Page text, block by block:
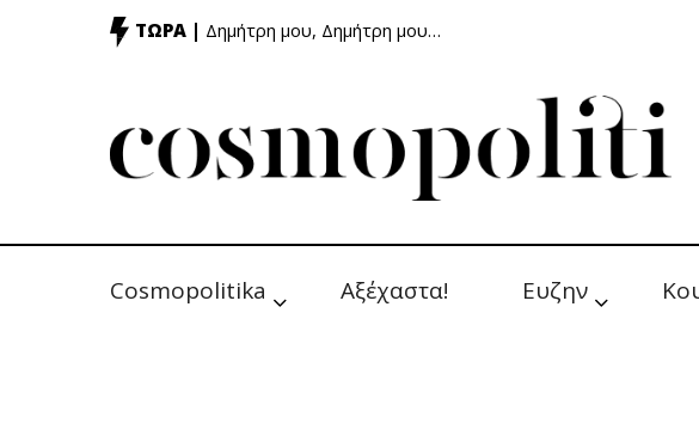
ΤΩΡΑ | Δημήτρη μου, Δημήτρη μου…
Cosmopolitika Αξέχαστα! Ευζην